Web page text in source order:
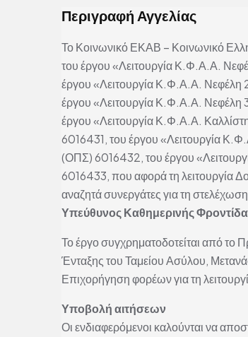
Περιγραφή Αγγελίας
Το Κοινωνικό ΕΚΑΒ – Κοινωνικό
του έργου «Λειτουργία Κ.Φ.Α.Α.
έργου «Λειτουργία Κ.Φ.Α.Α. Νεφέλη
έργου «Λειτουργία Κ.Φ.Α.Α. Νεφέλη
έργου «Λειτουργία Κ.Φ.Α.Α.
6016431, του έργου «Λειτουργία
(ΟΠΣ) 6016432, του έργου
6016433, που αφορά τη λειτουργία
αναζητά συνεργάτες για τη
Υπεύθυνος Καθημερινής
Το έργο συγχρηματοδοτείται από
Ένταξης του Ταμείου Ασύλου,
Επιχορήγηση φορέων για τη
Υποβολή αιτήσεων
Οι ενδιαφερόμενοι καλούνται να